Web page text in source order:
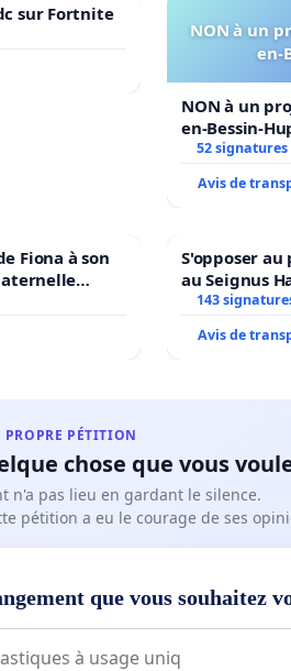
sur Fortnite
NON à un
en-
NON à un
en-Bessin-
52 signatures
Avis de
Fiona à son
N. en
S'opposer
au Seignus
143
Avis de
PROPRE PÉTITION
chose que vous
n'a pas lieu en gardant le silence.
pétition a eu le courage de ses
que vous souhaitez